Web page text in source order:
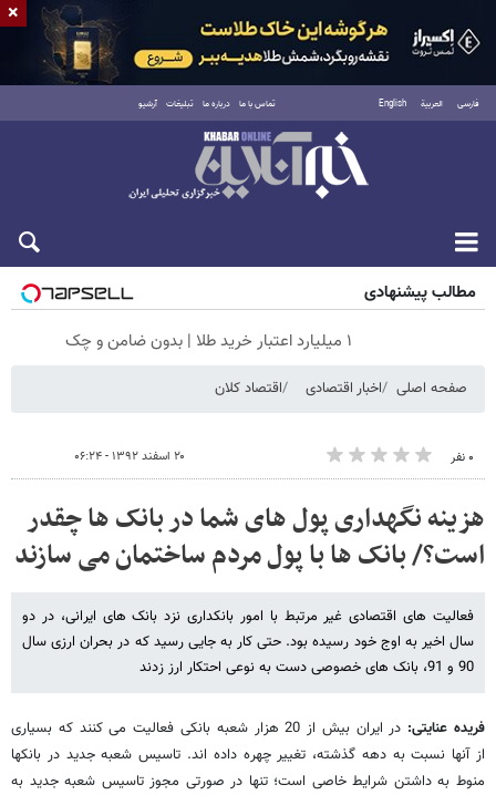
فارسی العربية English تماس با ما درباره ما تبلیغات آرشیو
جمعه ۱۶ مرداد ۱۴۰۵
مطالب پیشنهادی
۱ میلیارد اعتبار خرید طلا | بدون ضامن و چک
صفحه اصلی اخبار اقتصادی اقتصاد کلان
۰ نفر ۲۰ اسفند ۱۳۹۲ - ۰۶:۲۴
هزینه نگهداری پول های شما در بانک ها چقدر
است؟/ بانک ها با پول مردم ساختمان می سازند
فعالیت های اقتصادی غیر مرتبط با امور بانکداری نزد بانک های ایرانی، در دو
سال اخیر به اوج خود رسیده بود. حتی کار به جایی رسید که در بحران ارزی سال
90 و 91، بانک های خصوصی دست به نوعی احتکار ارز زدند
فریده عنایتی:
در ایران بیش از 20 هزار شعبه بانکی فعالیت می­ کنند که بسیاری
از آنها نسبت به دهه گذشته، تغییر چهره داده­ اند. تاسیس شعبه جدید در بانکها
منوط به داشتن شرایط خاصی است؛ تنها در صورتی مجوز تاسیس شعبه جدید به
×